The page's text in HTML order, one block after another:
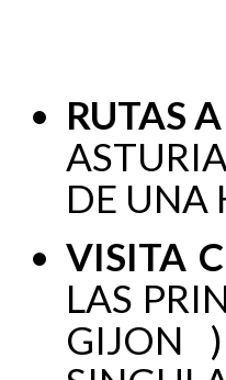
RUTAS
DE UNA
VISITA
LAS
GIJON